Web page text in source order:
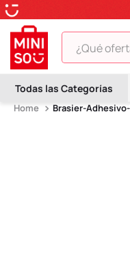
¿Qué ofertas
Brasier-